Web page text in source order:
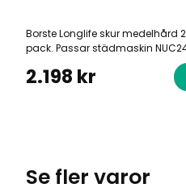
Borste Longlife skur medelhård
pack. Passar städmaskin
2.198 kr
Se fler varor